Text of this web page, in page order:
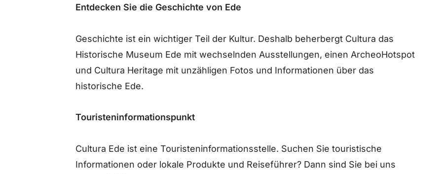
Entdecken Sie die Geschichte von Ede
Geschichte ist ein wichtiger Teil der Kultur. Deshalb beherbergt Cultura das
Historische Museum Ede mit wechselnden Ausstellungen, einen ArcheoHotspot
und Cultura Heritage mit unzähligen Fotos und Informationen über das
historische Ede.
Touristeninformationspunkt
Cultura Ede ist eine Touristeninformationsstelle. Suchen Sie touristische
Informationen oder lokale Produkte und Reiseführer? Dann sind Sie bei uns